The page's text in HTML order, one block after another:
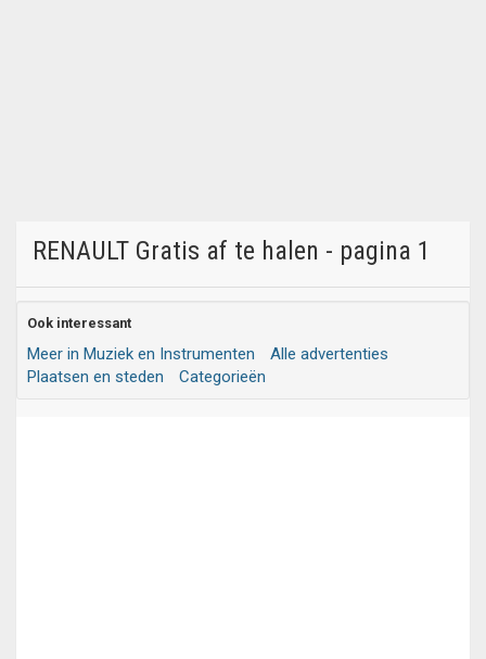
RENAULT Gratis af te halen - pagina 1
Ook interessant
Meer in Muziek en Instrumenten
Alle advertenties
Plaatsen en steden
Categorieën